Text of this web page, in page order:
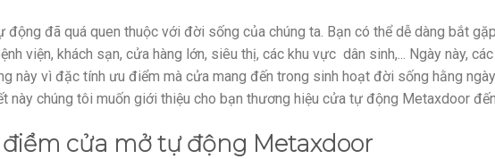
động đã quá quen thuộc với đời sống của chúng ta. Bạn có thể dễ dàng bắt
viện, khách sạn, cửa hàng lớn, siêu thị, các khu vực dân sinh,... Ngày này,
này vì đặc tính ưu điểm mà cửa mang đến trong sinh hoạt đời sống hằng
này chúng tôi muốn giới thiệu cho bạn thương hiệu cửa tự động Metaxdoor
điểm cửa mở tự động Metaxdoor